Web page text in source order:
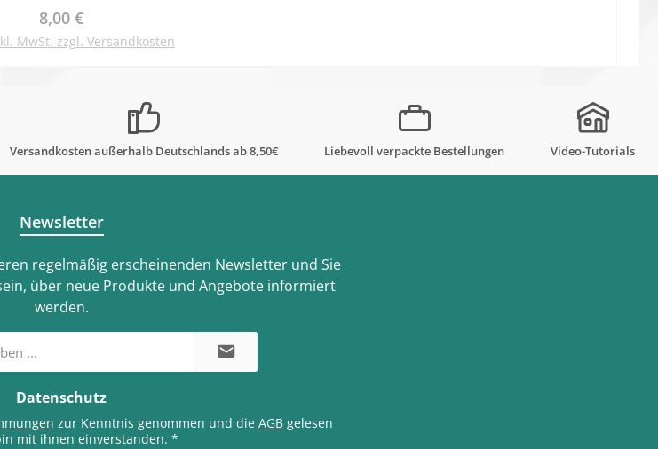
Regulärer Preis:
8,00 €
MwSt. zzgl. Versandkosten
Versandkosten außerhalb Deutschlands ab 8,50€ Liebevoll verpackte Bestellungen Video-Tutorials
Newsletter
regelmäßig erscheinenden Newsletter und Sie
über neue Produkte und Angebote informiert
werden.
Datenschutz
zur Kenntnis genommen und die AGBgelesen
mit ihnen einverstanden. *